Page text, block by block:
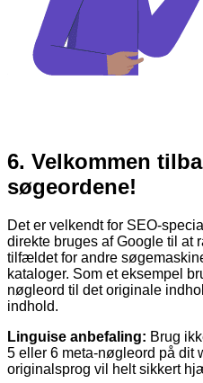
6. Velkommen
søgeordene!
Det er velkendt for SEO-
direkte bruges af Google til at
tilfældet for andre
kataloger. Som et eksempel
nøgleord til det originale
indhold.
Linguise anbefaling: Brug
5 eller 6 meta-nøgleord på dit
originalsprog vil helt sikkert